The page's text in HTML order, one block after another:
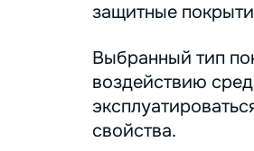
защитные
Выбранный тип
воздействию
свойства.